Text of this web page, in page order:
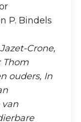
P. Bindels
Crone,
Thom
ouders, In
van